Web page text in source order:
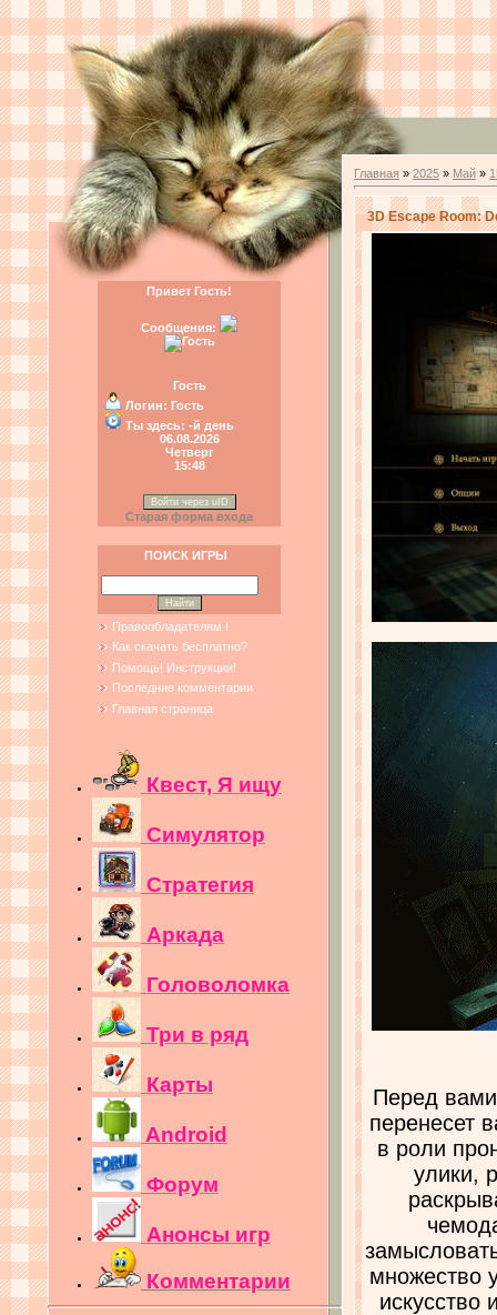
Привет Гость!
Сообщения:
Гость
Логин: Гость
Ты здесь: -й день
06.08.2026
Четверг
15:48
Войти через uID
Старая форма входа
ПОИСК ИГРЫ
Правообладателям !
Как скачать бесплатно?
Помощь! Инструкции!
Последние комментарии
Главная страница
Квест, Я ищу
Симулятор
Стратегия
Аркада
Головоломка
Три в ряд
Карты
Android
Форум
Анонсы игр
Комментарии
Главная » 2025 » Май »
3D Escape Room:
Перед
перенесет
в роли
улики,
множество
искусство